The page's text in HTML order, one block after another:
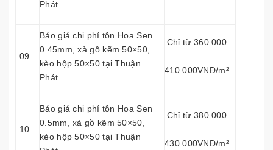
Phát
09
Báo giá chi phí tôn Hoa Sen
0.45mm, xà gồ kẽm 50×50,
kèo hộp 50×50 tại Thuận
Phát
Chỉ từ 360.000
–
410.000VNĐ/m²
10
Báo giá chi phí tôn Hoa Sen
0.5mm, xà gồ kẽm 50×50,
kèo hộp 50×50 tại Thuận
Chỉ từ 380.000
–
430.000VNĐ/m²